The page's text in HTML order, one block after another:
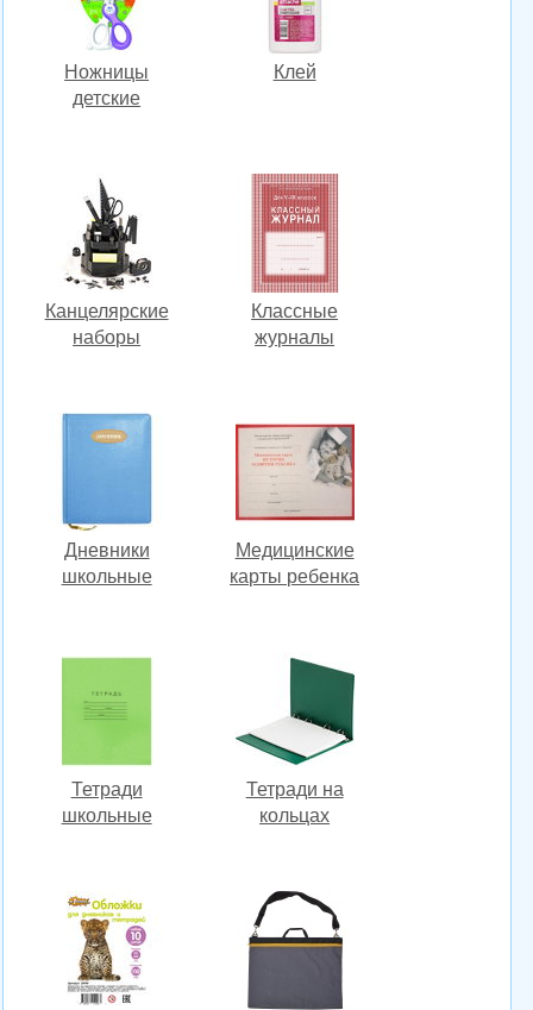
Ножницы
детские
Клей
Канцелярские
наборы
Классные
журналы
Дневники
школьные
Медицинские
карты ребенка
Тетради
школьные
Тетради на
кольцах